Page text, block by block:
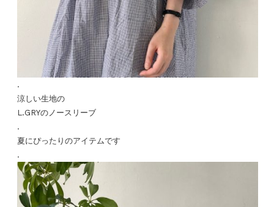
.
涼しい生地の
L.GRYのノースリーブ
.
夏にぴったりのアイテムです
.